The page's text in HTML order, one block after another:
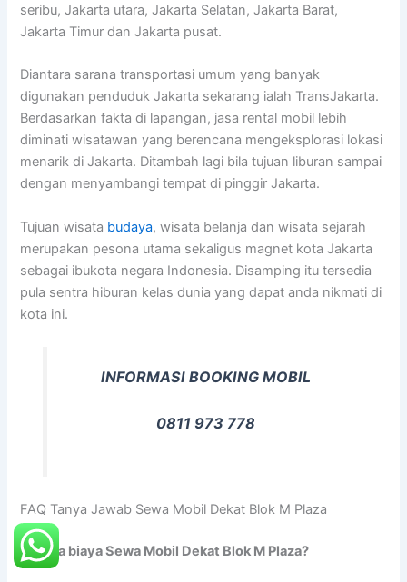
seribu, Jakarta utara, Jakarta Selatan, Jakarta Barat,
Jakarta Timur dan Jakarta pusat.
Diantara sarana transportasi umum yang banyak
digunakan penduduk Jakarta sekarang ialah TransJakarta.
Berdasarkan fakta di lapangan, jasa rental mobil lebih
diminati wisatawan yang berencana mengeksplorasi lokasi
menarik di Jakarta. Ditambah lagi bila tujuan liburan sampai
dengan menyambangi tempat di pinggir Jakarta.
Tujuan wisata budaya, wisata belanja dan wisata sejarah
merupakan pesona utama sekaligus magnet kota Jakarta
sebagai ibukota negara Indonesia. Disamping itu tersedia
pula sentra hiburan kelas dunia yang dapat anda nikmati di
kota ini.
INFORMASI BOOKING MOBIL
0811 973 778
FAQ Tanya Jawab Sewa Mobil Dekat Blok M Plaza
Berapa biaya Sewa Mobil Dekat Blok M Plaza?